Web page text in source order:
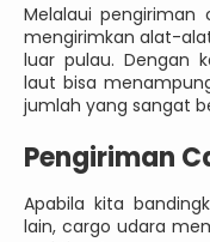
Melalaui pengiriman
mengirimkan alat-
luar pulau. Dengan
laut bisa
jumlah yang sangat
Pengiriman
Apabila kita
lain, cargo udara